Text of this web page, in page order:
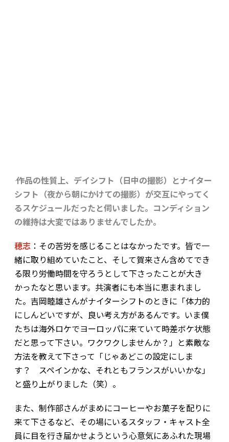
―― 作品の性質上、デイシフト（日中の撮影）とナイター
シフト（夜から朝にかけての撮影）が交互にやってく
るスケジュールだったと伺いました。コンディション
の維持は大変ではありませんでしたか。
穂志：その苦労を感じることはなかったです。皆で一
緒に取り組めていたこと、そして賀来さん含めてでき
る限り労働時間を守ろうとして下さったことが大き
かったなと思います。共演者にも本当に恵まれまし
た。吉岡睦雄さんがナイターシフトのときに「体力的
にしんどいですが、良い考え方があるんです。いま僕
たちは海外ロケでヨーロッパに来ていて時差ボケ状態
だと思って下さい。ワクワクしませんか？」と素敵な
方法を教えて下さって「じゃあどこの設定にしま
す？ スペインかな、それともフランスがいいかな」
と盛り上がりました（笑）。
また、制作部さんがまめにコーヒーやお菓子を配りに
来て下さるなど、その場にいるスタッフ・キャスト全
員に目を行き届かせようという心意気にあふれた現場